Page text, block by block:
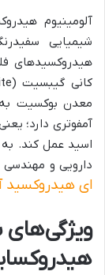
شیمیایی
هیدروکسیدهای
معدن بوکسیت به
آمفوتری دارد؛
اسید عمل کند.
دارویی و
ای هیدروکسید
ویژگی‌های